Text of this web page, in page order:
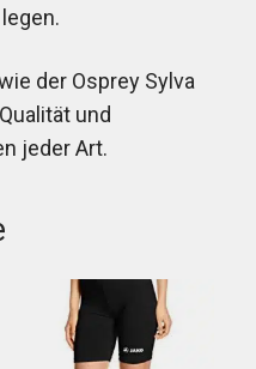
der Osprey Sylva
und
jeder Art.